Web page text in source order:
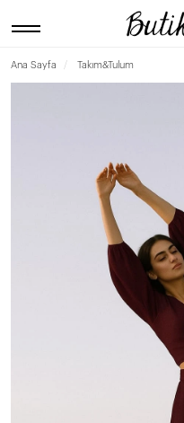
Ana Sayfa Takım&Tulum